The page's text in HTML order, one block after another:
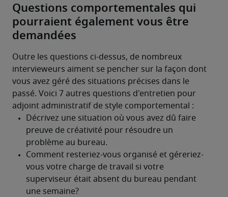
Questions comportementales qui
pourraient également vous être
demandées
Outre les questions ci-dessus, de nombreux
intervieweurs aiment se pencher sur la façon dont
vous avez géré des situations précises dans le
passé. Voici 7 autres questions d'entretien pour
adjoint administratif de style comportemental :